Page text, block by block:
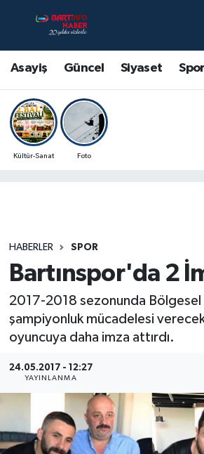
Asayiş Güncel Siyaset Spor
Kültür-Sanat Foto
HABERLER SPOR
Bartınspor'da 2
2017-2018 sezonunda
şampiyonluk mücadelesi
oyuncuya daha imza attırdı.
24.05.2017 - 12:27
YAYINLANMA
Asayiş
Bartın Hakkında
Çevre
Eğitim
Kültür-Sanat
Magazin
Medya
Sağlık
Sinema
Sivil Toplum
Bartın Nöbetçi Eczaneler
Bartın Hava Durumu
Bartin Namaz Vakitleri
Bartın Trafik Yoğunluk Haritası
Son Dakika Haberleri
Haber Arşivi